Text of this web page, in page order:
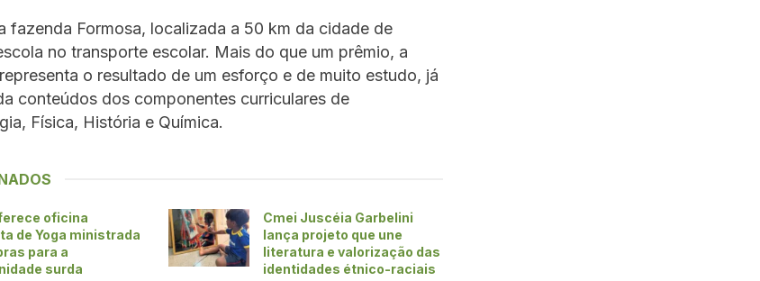
fazenda Formosa, localizada a 50 km da cidade de
no transporte escolar. Mais do que um prêmio, a
o resultado de um esforço e de muito estudo, já
conteúdos dos componentes curriculares de
Física, História e Química.
oficina
de Yoga ministrada
para a
surda
Cmei Juscéia Garbelini
lança projeto que une
literatura e valorização das
identidades étnico-raciais